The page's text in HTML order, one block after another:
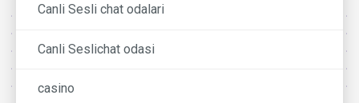
Canli Sesli chat odalari
Canli Seslichat odasi
casino